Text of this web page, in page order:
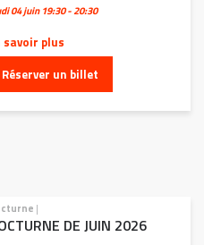
04 juin19:30 - 20:30
savoir plus
Réserver un billet
|
DE JUIN 2026